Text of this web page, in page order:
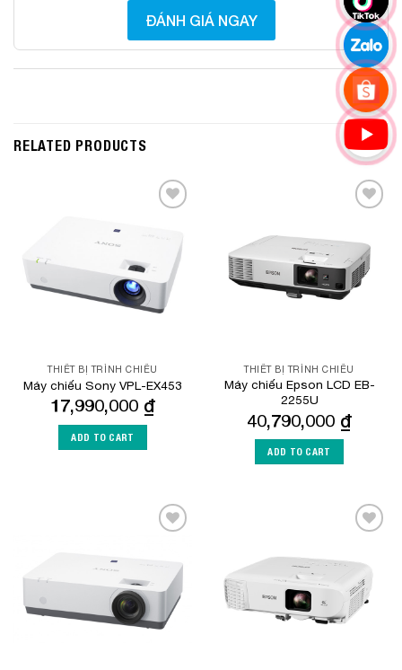
ĐÁNH GIÁ NGAY
RELATED PRODUCTS
THIẾT BỊ TRÌNH CHIẾU
Máy chiếu Sony VPL-EX453
17,990,000 ₫
ADD TO CART
THIẾT BỊ TRÌNH CHIẾU
Máy chiếu Epson LCD EB-
2255U
40,790,000 ₫
ADD TO CART